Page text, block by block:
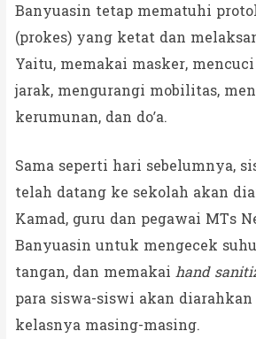
Banyuasin tetap mematuhi
(prokes) yang ketat dan
Yaitu, memakai masker,
jarak, mengurangi mobilitas,
kerumunan, dan do’a.
Sama seperti hari sebelumnya,
telah datang ke sekolah akan
Kamad, guru dan pegawai MTs
Banyuasin untuk mengecek
tangan, dan memakai hand
para siswa-siswi akan
kelasnya masing-masing.